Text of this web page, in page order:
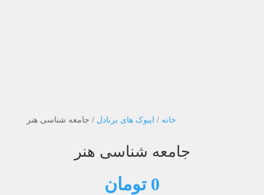
خانه / ایبوک های برنادل / جامعه شناسی هنر
جامعه شناسی هنر
0 تومان